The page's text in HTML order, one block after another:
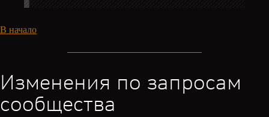
В начало
Изменения по запросам
сообщества